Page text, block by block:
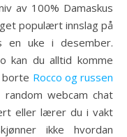
av 100% Damaskus
populært innslag på
en uke i desember.
kan du alltid komme
borte Rocco og russen
random webcam chat
eller lærer du i vakt
ikke hvordan